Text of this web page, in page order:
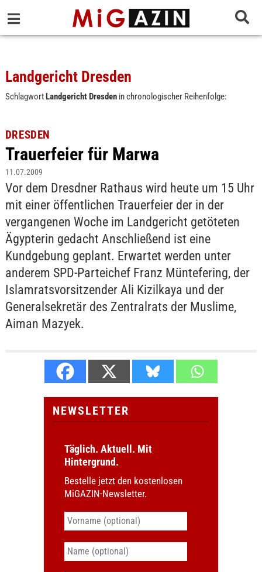
Landgericht Dresden
SchlagwortLandgericht Dresdenin chronologischer Reihenfolge:
DRESDEN
Trauerfeier für Marwa
11.07.2009
Vor dem Dresdner Rathaus wird heute um 15 Uhr
mit einer öffentlichen Trauerfeier der in der
vergangenen Woche im Landgericht getöteten
Ägypterin gedacht Anschließend ist eine
Kundgebung geplant. Erwartet werden unter
anderem SPD-Parteichef Franz Müntefering, der
Islamratsvorsitzender Ali Kizilkaya und der
Generalsekretär des Zentralrats der Muslime,
Aiman Mazyek.
NEWSLETTER
Täglich. Aktuell. Mit
Hintergrund.
Bestelle jetzt den kostenlosen
MiGAZIN-Newsletter.